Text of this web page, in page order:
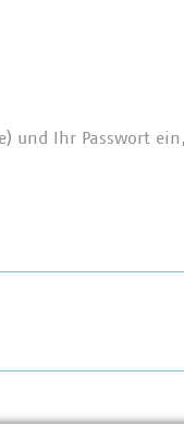
und Ihr Passwort